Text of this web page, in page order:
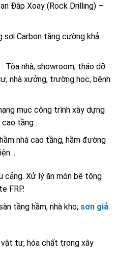
Đập Xoay (Rock Drilling) –
sợi Carbon tăng cường khả
Tòa nhà, showroom, tháo dỡ
nhà xưởng, trường học, bệnh
mục công trình xây dựng
cao tầng…
nhà cao tầng, hầm đường
cảng. Xử lý ăn mòn bê tông
FRP.
tầng hầm, nhà kho; sơn giả
tư, hóa chất trong xây